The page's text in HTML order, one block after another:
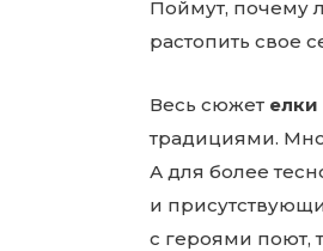
Поймут, почему
растопить свое
Весь сюжет
традициями.
А для более
и
с героями поют,